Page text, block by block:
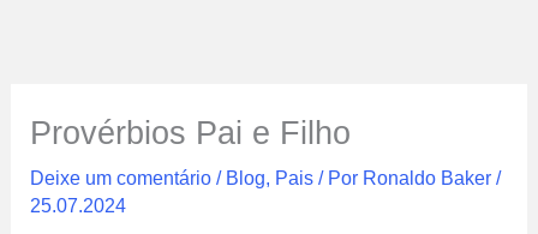
Provérbios Pai e Filho
Deixe um comentário / Blog, Pais / Por Ronaldo Baker/
25.07.2024